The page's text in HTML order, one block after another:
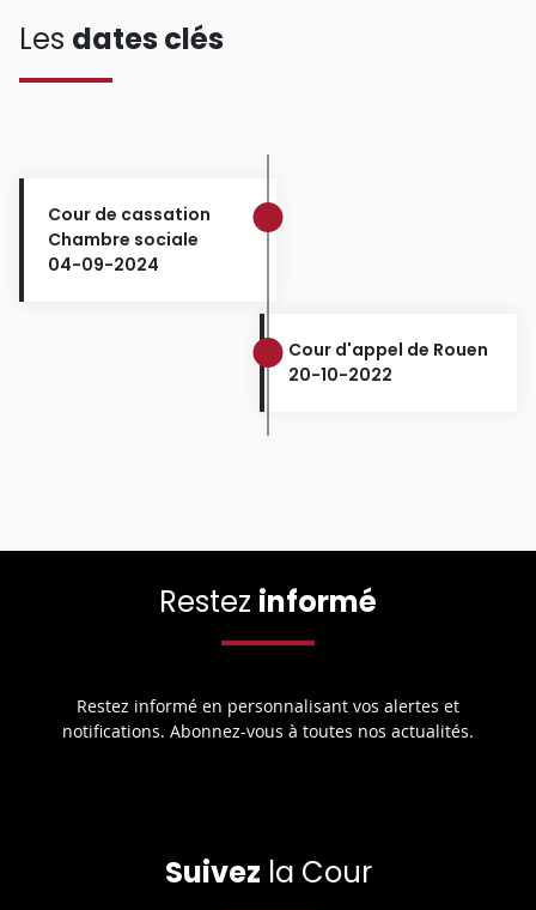
Les dates clés
Cour de cassation
Chambre sociale
04-09-2024
Cour d'appel de Rouen
20-10-2022
Restez informé
Restez informé en personnalisant vos alertes et
notifications. Abonnez-vous à toutes nos actualités.
Suivez la Cour